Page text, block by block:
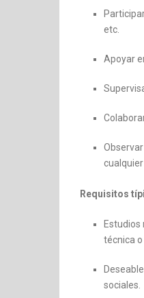
etc.
Apoyar
cualquier
Requisitos
técnica
sociales.